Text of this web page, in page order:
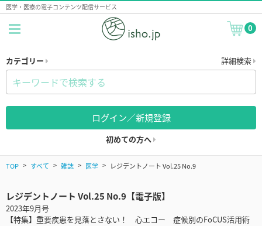
医学・医療の電子コンテンツ配信サービス
0
カテゴリー 詳細検索
ログイン／新規登録
初めての方へ
TOP すべて 雑誌 医学 レジデントノート Vol.25 No.9
レジデントノート Vol.25 No.9【電子版】
2023年9月号
【特集】重要疾患を見落とさない！ 心エコー 症候別のFoCUS活用術